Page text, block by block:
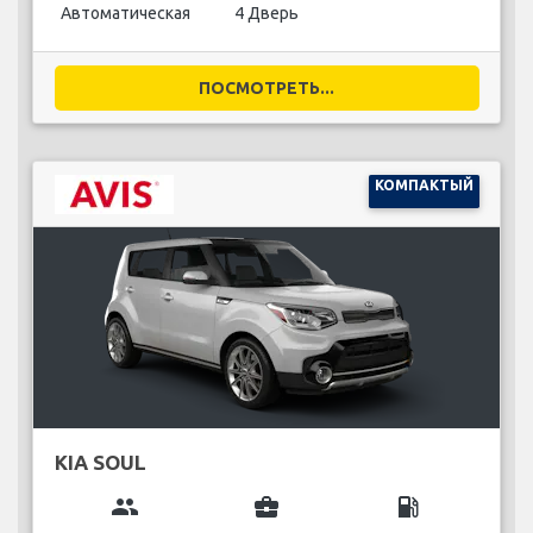
Автоматическая 4 Дверь
ПОСМОТРЕТЬ...
КОМПАКТЫЙ
KIA SOUL
group business_center local_gas_station